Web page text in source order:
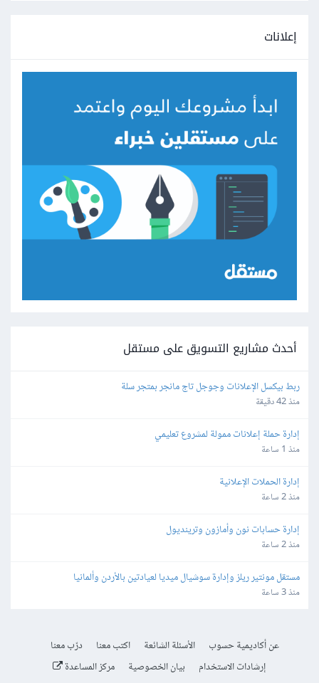
إعلانات
أحدث مشاريع التسويق على مستقل
ربط بيكسل الإعلانات وجوجل تاج مانجر بمتجر سلة
منذ 42 دقيقة
إدارة حملة إعلانات ممولة لمشروع تعليمي
منذ 1 ساعة
إدارة الحملات الإعلانية
منذ 2 ساعة
إدارة حسابات نون وأمازون وترينديول
منذ 2 ساعة
مستقل مونتير ريلز وإدارة سوشيال ميديا لعيادتين بالأردن وألمانيا
منذ 3 ساعة
عن أكاديمية حسوب الأسئلة الشائعة اكتب معنا
درّب معنا
إرشادات الاستخدام
بيان الخصوصية مركز المساعدة